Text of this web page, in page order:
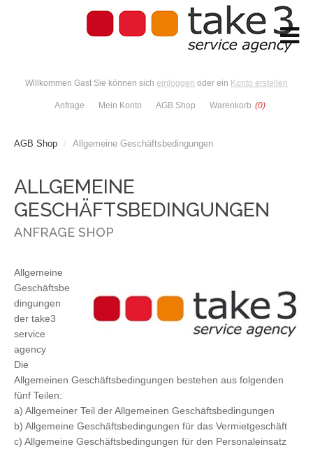
Willkommen Gast Sie können sich einloggen oder ein Konto erstellen
Anfrage Mein Konto AGB Shop Warenkorb (0)
AGB Shop / Allgemeine Geschäftsbedingungen
ALLGEMEINE
GESCHÄFTSBEDINGUNGEN
ANFRAGE SHOP
Allgemeine
Geschäftsbe
dingungen
der take3
service
agency
Die
Allgemeinen Geschäftsbedingungen bestehen aus folgenden
fünf Teilen:
a) Allgemeiner Teil der Allgemeinen Geschäftsbedingungen
b) Allgemeine Geschäftsbedingungen für das Vermietgeschäft
c) Allgemeine Geschäftsbedingungen für den Personaleinsatz